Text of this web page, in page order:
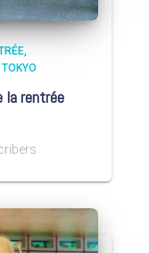
la rentrée